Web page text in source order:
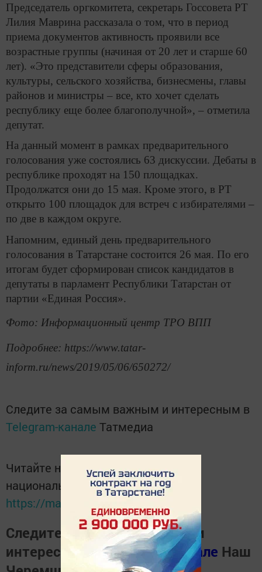
Председатель оргкомитета, секретарь Госсовета РТ
Лилия Маврина рассказала о том, что в период
приема документов активность проявили все
возрастные группы (начиная от 20 лет и старше 60
лет). «Это представители сферы образования,
культуры, сельского хозяйства, бизнесмены, главы
районов и министры – все, кто хочет сделать
республику еще более благополучной», – отметила
депутат.
На данный момент в рамках предварительного
голосования уже состоялись 63 дискуссии. Дебаты в
республике проходят на 150 площадках.
Продолжатся они до 15 мая. Кроме этого, в РТ
открыто 100 площадок для встреч с избирателями –
по две в каждом округе.
Напомним, единый день предварительного
голосования в Татарстане состоится 26 мая. По его
итогам будет сформирован список кандидатов в
депутаты в парламент Республики Татарстан от
партии «Единая Россия».
Фото: Информационный центр ТРО ВПП
Подробнее: https://www.tatar-
inform.ru/news/2019/05/06/650272/
Следите за самым важным и интересным в
Telegram-канале Татмедиа
Читайте новости Татарстана в
национальном мессенджере MАХ:
https://max.ru/tatmedia
Следите за самым важным и
интересным вТелеграм канале Наш